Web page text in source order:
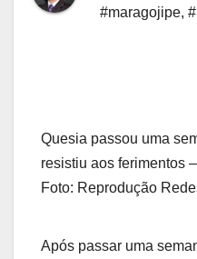
#maragojipe,
Quesia passou uma
resistiu aos ferimentos –
Foto: Reprodução
Após passar uma